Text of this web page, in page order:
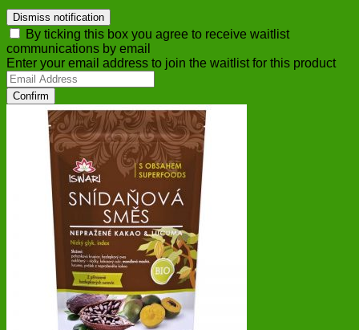
Dismiss notification
By ticking this box you agree to receive waitlist
communications by email
Enter your email address to join the waitlist for this product
Confirm